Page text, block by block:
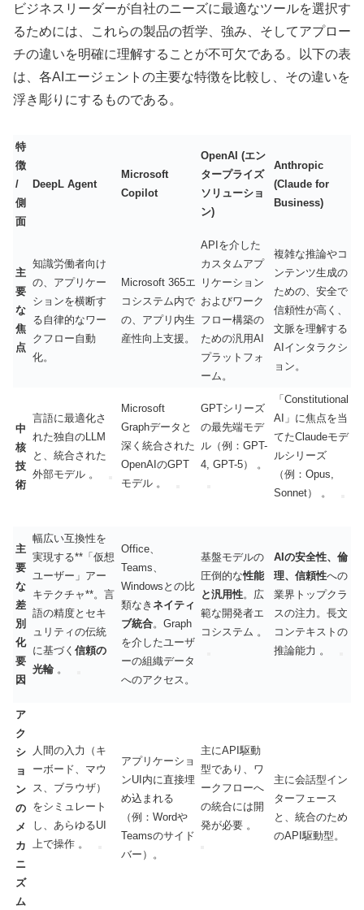
ビジネスリーダーが自社のニーズに最適なツールを選択す
るためには、これらの製品の哲学、強み、そしてアプロー
チの違いを明確に理解することが不可欠である。以下の表
は、各AIエージェントの主要な特徴を比較し、その違いを
浮き彫りにするものである。
特
徴
/
側
面
DeepL Agent
Microsoft
Copilot
OpenAI (エン
タープライズ
ソリューショ
ン)
Anthropic
(Claude for
Business)
主
要
な
焦
点
知識労働者向け
の、アプリケー
ションを横断す
る自律的なワー
クフロー自動
化。
Microsoft 365エ
コシステム内で
の、アプリ内生
産性向上支援。
APIを介した
カスタムアプ
リケーション
およびワーク
フロー構築の
ための汎用AI
プラットフォ
ーム。
複雑な推論やコ
ンテンツ生成の
ための、安全で
信頼性が高く、
文脈を理解する
AIインタラクシ
ョン。
中
核
技
術
言語に最適化さ
れた独自のLLM
と、統合された
外部モデル 。
Microsoft
Graphデータと
深く統合された
OpenAIのGPT
モデル 。
GPTシリーズ
の最先端モデ
ル（例：GPT-
4, GPT-5） 。
「Constitutional
AI」に焦点を当
てたClaudeモデ
ルシリーズ
（例：Opus,
Sonnet） 。
主
要
な
差
別
化
要
因
幅広い互換性を
実現する**「仮想
ユーザー」アー
キテクチャ**。言
語の精度とセキ
ュリティの伝統
に基づく 信頼の
光輪 。
Office、
Teams、
Windowsとの比
類なき ネイティ
ブ統合。Graph
を介したユーザ
ーの組織データ
へのアクセス。
基盤モデルの
圧倒的な性能
と汎用性。広
範な開発者エ
コシステム 。
AIの安全性、倫
理、信頼性への
業界トップクラ
スの注力。長文
コンテキストの
推論能力 。
ア
ク
シ
ョ
ン
の
メ
カ
ニ
ズ
ム
人間の入力（キ
ーボード、マウ
ス、ブラウザ）
をシミュレート
し、あらゆるUI
上で操作 。
アプリケーショ
ンUI内に直接埋
め込まれる
（例：Wordや
Teamsのサイド
バー）。
主にAPI駆動
型であり、ワ
ークフローへ
の統合には開
発が必要 。
主に会話型イン
ターフェース
と、統合のため
のAPI駆動型。